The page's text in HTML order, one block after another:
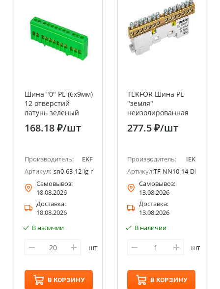
Шина "0" PE (6х9мм)
12 отверстий
латунь зеленый
изолированный
корпус на DIN-
168.18 ₽/шт
Производитель:
EKF
Артикул: sn0-63-12-ig-r
Самовывоз:
18.08.2026
Доставка:
18.08.2026
В наличии
шт
В КОРЗИНУ
TEKFOR Шина PE
"земля"
неизолированная
на универсальном
держателе 6х9-14-Ж
277.5 ₽/шт
Производитель:
IEK
Артикул:TF-NN10-14-DL-K05
Самовывоз:
13.08.2026
Доставка:
13.08.2026
В наличии
шт
В КОРЗИНУ